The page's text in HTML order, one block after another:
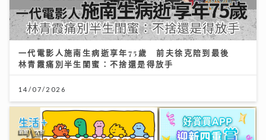
一代電影人施南生病逝享年75歲 前夫徐克陪到最後
林青霞痛別半生閨蜜：不捨還是得放手
14/07/2026